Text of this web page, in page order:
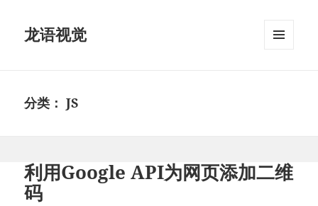
龙语视觉
分类：JS
利用Google API为网页添加二维
码